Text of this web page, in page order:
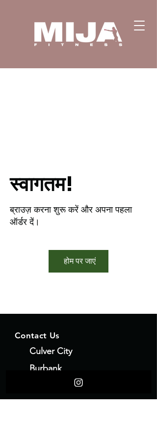
स्वागतम!
ब्राउज़ करना शुरू करें और अपना पहला
ऑर्डर दें।
होम पर जाएं
Contact Us
Culver City
Burbank